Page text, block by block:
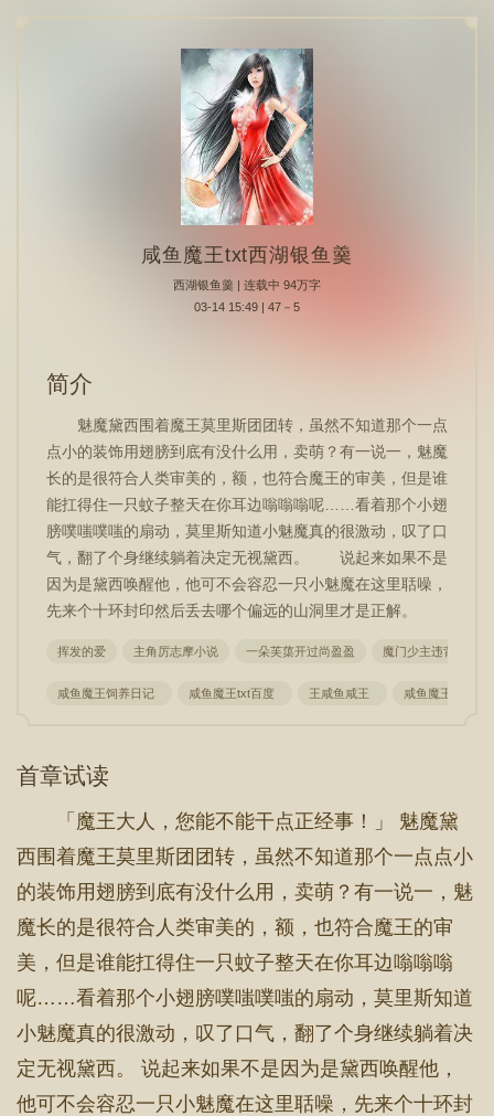
咸鱼魔王txt西湖银鱼羹
西湖银鱼羹 | 连载中 94万字
03-14 15:49 | 47－5
简介
魅魔黛西围着魔王莫里斯团团转，虽然不知道那个一点
点小的装饰用翅膀到底有没什么用，卖萌？有一说一，魅魔
长的是很符合人类审美的，额，也符合魔王的审美，但是谁
能扛得住一只蚊子整天在你耳边嗡嗡嗡呢……看着那个小翅
膀噗嗤噗嗤的扇动，莫里斯知道小魅魔真的很激动，叹了口
气，翻了个身继续躺着决定无视黛西。 说起来如果不是
因为是黛西唤醒他，他可不会容忍一只小魅魔在这里聒噪，
先来个十环封印然后丢去哪个偏远的山洞里才是正解。
挥发的爱 主角厉志摩小说 一朵芙蕖开过尚盈盈 魔门少主违背祖宗
咸鱼魔王饲养日记 咸鱼魔王txt百度 王咸鱼咸王 咸鱼魔王在线
首章试读
「魔王大人，您能不能干点正经事！」 魅魔黛
西围着魔王莫里斯团团转，虽然不知道那个一点点小
的装饰用翅膀到底有没什么用，卖萌？有一说一，魅
魔长的是很符合人类审美的，额，也符合魔王的审
美，但是谁能扛得住一只蚊子整天在你耳边嗡嗡嗡
呢……看着那个小翅膀噗嗤噗嗤的扇动，莫里斯知道
小魅魔真的很激动，叹了口气，翻了个身继续躺着决
定无视黛西。 说起来如果不是因为是黛西唤醒他，
他可不会容忍一只小魅魔在这里聒噪，先来个十环封